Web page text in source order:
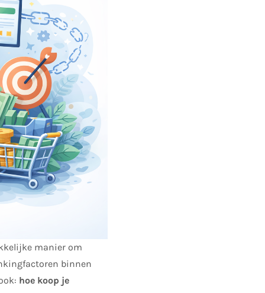
manier om
binnen
hoe koop je